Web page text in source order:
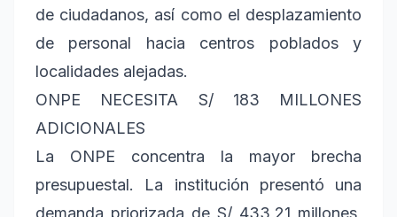
de ciudadanos, así como el desplazamiento
de personal hacia centros poblados y
localidades alejadas.
ONPE NECESITA S/ 183 MILLONES
ADICIONALES
La ONPE concentra la mayor brecha
presupuestal. La institución presentó una
demanda priorizada de S/ 433,21 millones,